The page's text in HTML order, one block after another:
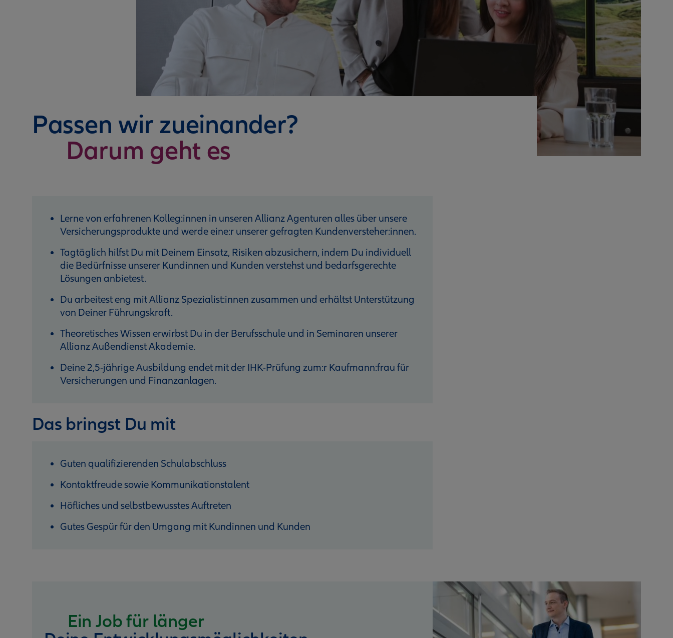
Passen wir zueinander?
Darum geht es
Lerne von erfahrenen Kolleg:innen in unseren Allianz Agenturen alles über unsere
Versicherungsprodukte und werde eine:r unserer gefragten Kundenversteher:innen.
Tagtäglich hilfst Du mit Deinem Einsatz, Risiken abzusichern, indem Du individuell
die Bedürfnisse unserer Kundinnen und Kunden verstehst und bedarfsgerechte
Lösungen anbietest.
Du arbeitest eng mit Allianz Spezialist:innen zusammen und erhältst Unterstützung
von Deiner Führungskraft.
Theoretisches Wissen erwirbst Du in der Berufsschule und in Seminaren unserer
Allianz Außendienst Akademie.
Deine 2,5-jährige Ausbildung endet mit der IHK-Prüfung zum:r Kaufmann:frau für
Versicherungen und Finanzanlagen.
Das bringst Du mit
Guten qualifizierenden Schulabschluss
Kontaktfreude sowie Kommunikationstalent
Höfliches und selbstbewusstes Auftreten
Gutes Gespür für den Umgang mit Kundinnen und Kunden
Ein Job für länger